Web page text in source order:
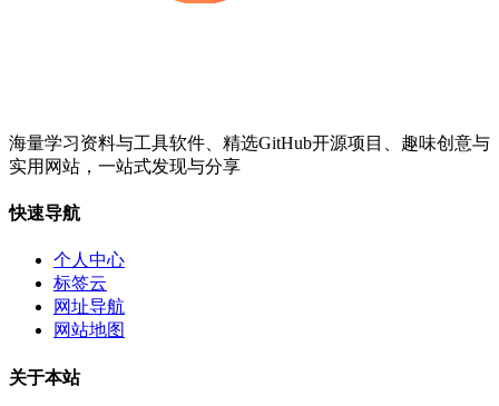
海量学习资料与工具软件、精选GitHub开源项目、趣味创意与
实用网站，一站式发现与分享
快速导航
个人中心
标签云
网址导航
网站地图
关于本站